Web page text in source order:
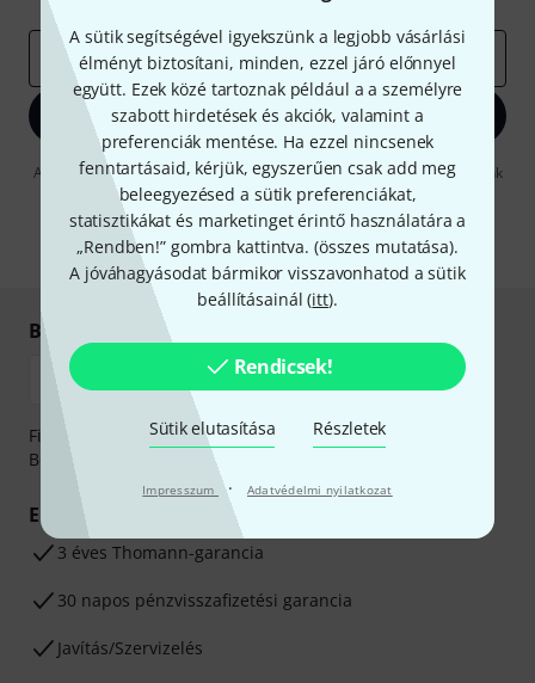
A sütik segítségével igyekszünk a legjobb vásárlási
élményt biztosítani, minden, ezzel járó előnnyel
együtt. Ezek közé tartoznak például a a személyre
szabott hirdetések és akciók, valamint a
preferenciák mentése. Ha ezzel nincsenek
fenntartásaid, kérjük, egyszerűen csak add meg
beleegyezésed a sütik preferenciákat,
statisztikákat és marketinget érintő használatára a
„Rendben!” gombra kattintva. (összes mutatása).
A jóváhagyásodat bármikor visszavonhatod a sütik
beállításainál (itt).
Rendicsek!
Sütik elutasítása Részletek
Impresszum · Adatvédelmi nyilatkozat
e-mail cím*
Bejelentkezés
A "Bejelentkezés" gombra kattintva elfogadja, hogy e-mailben küldjünk
önnek hirdetéseket. Bármikor leiratkozhat erről. A hírlevélről további
információkat az
data protection guideline
-ben talál.
* Kitöltés kötelező
Biztonságos vásárlás és fizetés
Fizessen biztonságosan, titkosítással: Banki átutalás vagy
Betéti- vagy hitelkártya segítségével
Előnyök
3 éves Thomann-garancia
30 napos pénzvisszafizetési garancia
Javítás/Szervizelés